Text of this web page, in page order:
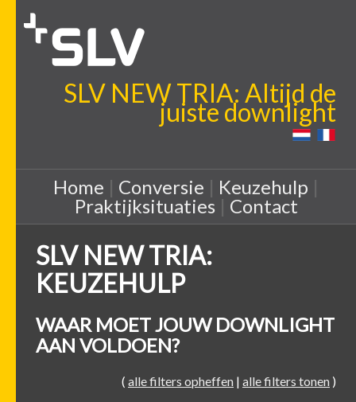
SLV NEW TRIA: Altijd de
juiste downlight
Home | Conversie | Keuzehulp |
Praktijksituaties| Contact
SLV NEW TRIA:
KEUZEHULP
WAAR MOET JOUW DOWNLIGHT
AAN VOLDOEN?
( alle filters opheffen | alle filters tonen )